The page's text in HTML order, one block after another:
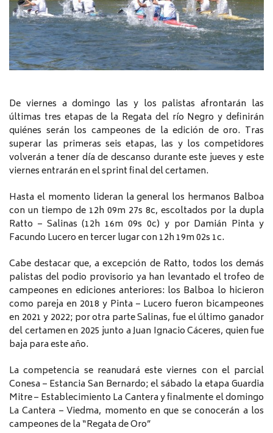
De viernes a domingo las y los palistas afrontarán las
últimas tres etapas de la Regata del río Negro y definirán
quiénes serán los campeones de la edición de oro. Tras
superar las primeras seis etapas, las y los competidores
volverán a tener día de descanso durante este jueves y este
viernes entrarán en el sprint final del certamen.
Hasta el momento lideran la general los hermanos Balboa
con un tiempo de 12h 09m 27s 8c, escoltados por la dupla
Ratto – Salinas (12h 16m 09s 0c) y por Damián Pinta y
Facundo Lucero en tercer lugar con 12h 19m 02s 1c.
Cabe destacar que, a excepción de Ratto, todos los demás
palistas del podio provisorio ya han levantado el trofeo de
campeones en ediciones anteriores: los Balboa lo hicieron
como pareja en 2018 y Pinta – Lucero fueron bicampeones
en 2021 y 2022; por otra parte Salinas, fue el último ganador
del certamen en 2025 junto a Juan Ignacio Cáceres, quien fue
baja para este año.
La competencia se reanudará este viernes con el parcial
Conesa – Estancia San Bernardo; el sábado la etapa Guardia
Mitre – Establecimiento La Cantera y finalmente el domingo
La Cantera – Viedma, momento en que se conocerán a los
campeones de la “Regata de Oro”